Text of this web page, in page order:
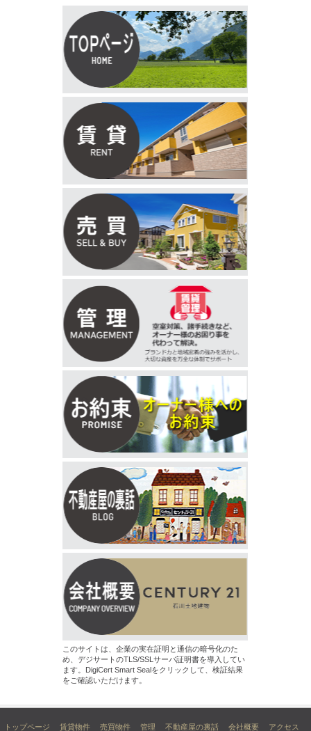
このサイトは、企業の実在証明と通信の暗号化のた
め、デジサートのTLS/SSLサーバ証明書を導入してい
ます。DigiCert Smart Sealをクリックして、検証結果
をご確認いただけます。
トップページ 賃貸物件 売買物件 管理 不動産屋の裏話 会社概要 アクセス